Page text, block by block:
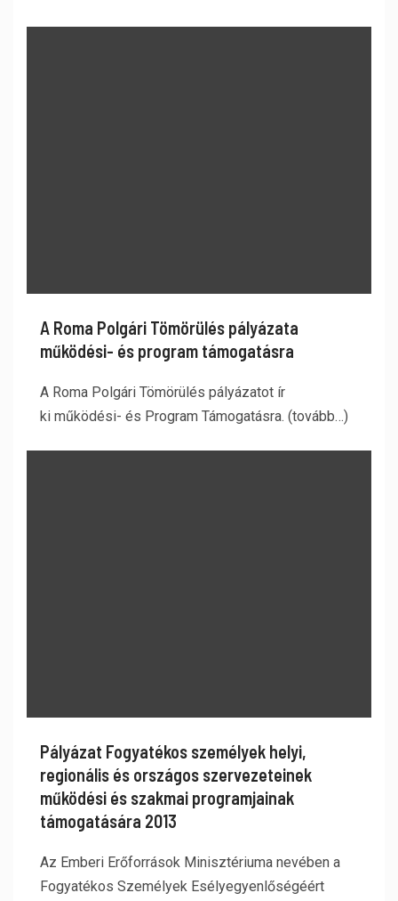
A Roma Polgári Tömörülés pályázata
működési- és program támogatásra
A Roma Polgári Tömörülés pályázatot ír
ki működési- és Program Támogatásra. (tovább…)
Pályázat Fogyatékos személyek helyi,
regionális és országos szervezeteinek
működési és szakmai programjainak
támogatására 2013
Az Emberi Erőforrások Minisztériuma nevében a
Fogyatékos Személyek Esélyegyenlőségéért